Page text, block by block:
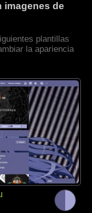
imagenes de
plantillas
la apariencia